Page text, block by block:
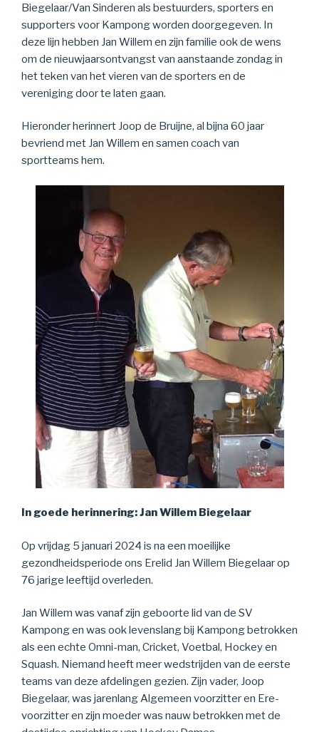
Biegelaar/Van Sinderen als bestuurders, sporters en
supporters voor Kampong worden doorgegeven. In
deze lijn hebben Jan Willem en zijn familie ook de wens
om de nieuwjaarsontvangst van aanstaande zondag in
het teken van het vieren van de sporters en de
vereniging door te laten gaan.
Hieronder herinnert Joop de Bruijne, al bijna 60 jaar
bevriend met Jan Willem en samen coach van
sportteams hem.
In goede herinnering: Jan Willem Biegelaar
Op vrijdag 5 januari 2024 is na een moeilijke
gezondheidsperiode ons Erelid Jan Willem Biegelaar op
76 jarige leeftijd overleden.
Jan Willem was vanaf zijn geboorte lid van de SV
Kampong en was ook levenslang bij Kampong betrokken
als een echte Omni-man, Cricket, Voetbal, Hockey en
Squash. Niemand heeft meer wedstrijden van de eerste
teams van deze afdelingen gezien. Zijn vader, Joop
Biegelaar, was jarenlang Algemeen voorzitter en Ere-
voorzitter en zijn moeder was nauw betrokken met de